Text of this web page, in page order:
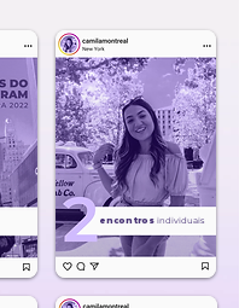
encontros individuais